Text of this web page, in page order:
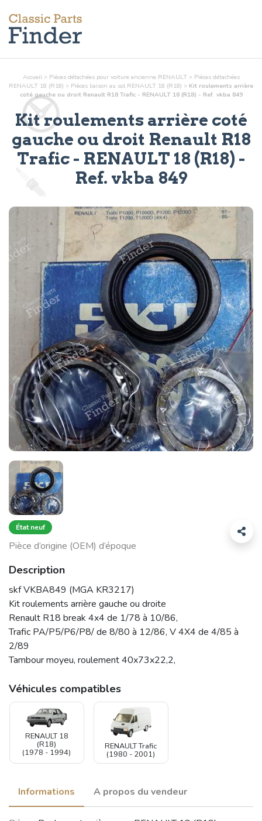
Accueil > Pièces détachées pour voiture ancienne RENAULT > Pièces détachées
RENAULT 18 (R18) > Pièces liaison au sol RENAULT 18 (R18) > Kit roulements arrière
coté gauche ou droit Renault R18 Trafic - RENAULT 18 (R18) - Ref. vkba 849
Kit roulements arrière coté
gauche ou droit Renault R18
Trafic - RENAULT 18 (R18) -
Ref. vkba 849
État neuf
Pièce d’origine (OEM) d’époque
Description
skf VKBA849 (MGA KR3217)
Kit roulements arrière gauche ou droite
Renault R18 break 4x4 de 1/78 à 10/86,
Trafic PA/P5/P6/P8/ de 8/80 à 12/86, V 4X4 de 4/85 à
2/89
Tambour moyeu, roulement 40x73x22,2,
Véhicules compatibles
RENAULT 18
(R18)
(1978 - 1994)
RENAULT Trafic
(1980 - 2001)
Informations A propos du vendeur